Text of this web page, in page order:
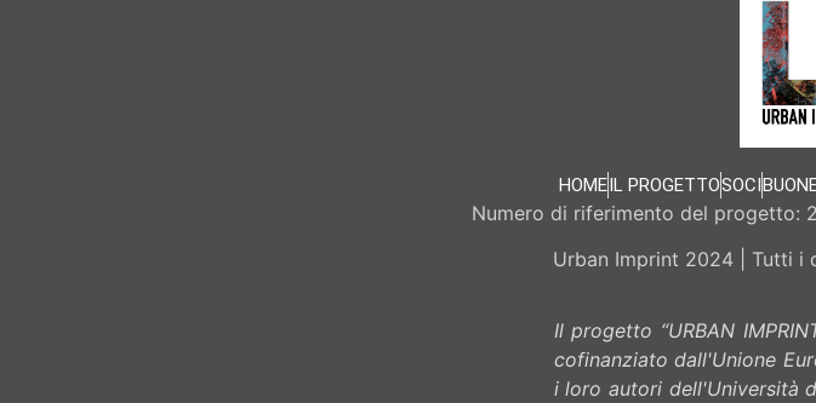
HOMEIL PROGETTOSOCI
Numero di riferimento del progetto:
Urban Imprint 2024 | Tutti i
Il progetto “URBAN
cofinanziato dall'Unione
i loro autori dell'Università